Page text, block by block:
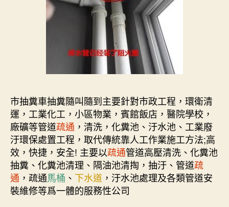
市抽糞車抽糞隨叫隨到主要針對市政工程，環衛清
運，工業化工，小區物業，賓館飯店，醫院學校，
廠礦等管道疏通 ，清洗，化糞池、汙水池、工業廢
汙環保處置工程，取代傳統靠人工作業施工方法;高
效，快捷，安全! 主要以疏通管道高壓清洗、化糞池
抽糞、化糞池清理、隔油池清掏，抽汙、管道疏
通 ，疏通馬桶 、 下水道 ，汙水池處理及各類管道安
裝維修等爲一體的服務性公司